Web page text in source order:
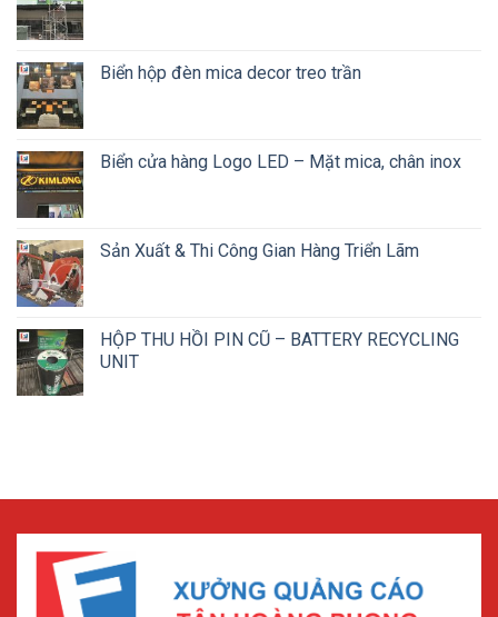
Biển hộp đèn mica decor treo trần
Biển cửa hàng Logo LED – Mặt mica, chân inox
Sản Xuất & Thi Công Gian Hàng Triển Lãm
HỘP THU HỒI PIN CŨ – BATTERY RECYCLING
UNIT